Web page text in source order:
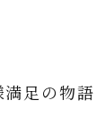
足の物語